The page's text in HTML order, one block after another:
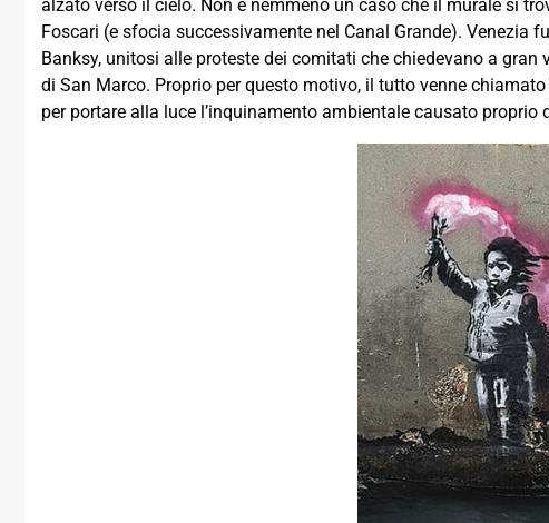
alzato verso il cielo. Non è nemmeno un caso che il murale si
Foscari (e sfocia successivamente nel Canal Grande). Venezia
Banksy, unitosi alle proteste dei comitati che chiedevano a
di San Marco. Proprio per questo motivo, il tutto venne
per portare alla luce l’inquinamento ambientale causato